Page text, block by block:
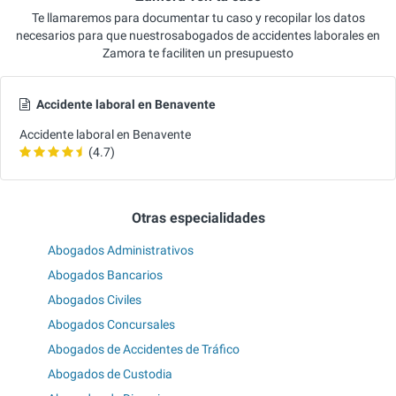
Te llamaremos para documentar tu caso y recopilar los datos
necesarios para que nuestrosabogados de accidentes laborales en
Zamora te faciliten un presupuesto
Accidente laboral en Benavente
Accidente laboral en Benavente
(4.7)
Otras especialidades
Abogados Administrativos
Abogados Bancarios
Abogados Civiles
Abogados Concursales
Abogados de Accidentes de Tráfico
Abogados de Custodia